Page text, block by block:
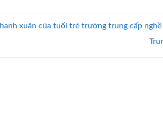
xuân của tuổi trẻ trường trung cấp nghề